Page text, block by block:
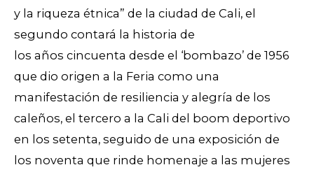
y la riqueza étnica” de la ciudad de Cali, el
segundo contará la historia de
los años cincuenta desde el ‘bombazo’ de 1956
que dio origen a la Feria como una
manifestación de resiliencia y alegría de los
caleños, el tercero a la Cali del boom deportivo
en los setenta, seguido de una exposición de
los noventa que rinde homenaje a las mujeres